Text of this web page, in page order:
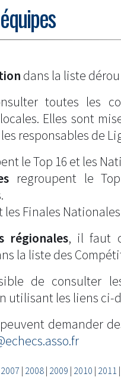
dans la liste
toutes les
Elles sont
responsables de
le Top 16 et les
regroupent le
les Finales
régionales, il faut
la liste des
de consulter
utilisant les liens ci-
demander
2007 | 2008| 2009 | 2010 | 2011